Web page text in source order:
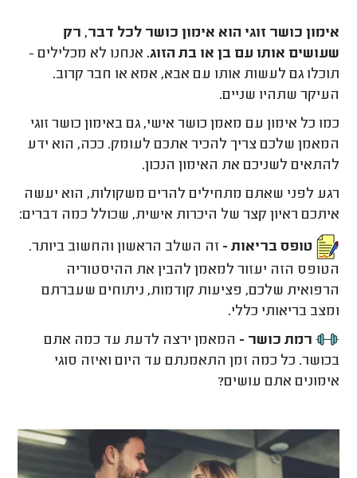
אימון כושר זוגי הוא אימון כושר לכל דבר, רק
שעושים אותו עם בן או בת הזוג. אנחנו לא מכלילים -
תוכלו גם לעשות אותו עם אבא, אמא או חבר קרוב.
העיקר שתהיו שניים.
כמו כל אימון עם מאמן כושר אישי, גם באימון כושר זוגי
המאמן שלכם צריך להכיר אתכם לעומק. ככה, הוא ידע
להתאים לשניכם את האימון הנכון.
רגע לפני שאתם מתחילים להרים משקולות, הוא יעשה
איתכם ראיון קצר של היכרות אישית, שכולל כמה דברים:
טופס בריאות - זה השלב הראשון והחשוב ביותר.
הטופס הזה יעזור למאמן להבין את ההיסטוריה
הרפואית שלכם, פציעות קודמות, ניתוחים שעברתם
ומצב בריאותי כללי.
רמת כושר - המאמן ירצה לדעת עד כמה אתם
בכושר. כל כמה זמן התאמנתם עד היום ואיזה סוגי
אימונים אתם עושים?